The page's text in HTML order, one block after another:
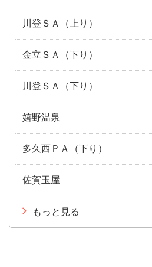
川登ＳＡ（上り）
金立ＳＡ（下り）
川登ＳＡ（下り）
嬉野温泉
多久西ＰＡ（下り）
佐賀玉屋
もっと見る